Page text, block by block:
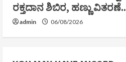
ರಕ್ತದಾನ ಶಿಬಿರ, ಹಣ್ಣು ವಿತರಣೆ..
admin 06/08/2026